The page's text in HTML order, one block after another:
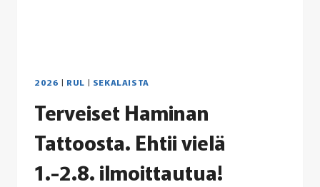
2026 | RUL | SEKALAISTA
Terveiset Haminan
Tattoosta. Ehtii vielä
1.-2.8. ilmoittautua!